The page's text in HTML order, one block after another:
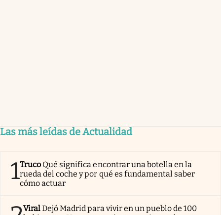
Las más leídas de Actualidad
1Truco Qué significa encontrar una botella en la
rueda del coche y por qué es fundamental saber
cómo actuar
ViralDejó Madrid para vivir en un pueblo de 100